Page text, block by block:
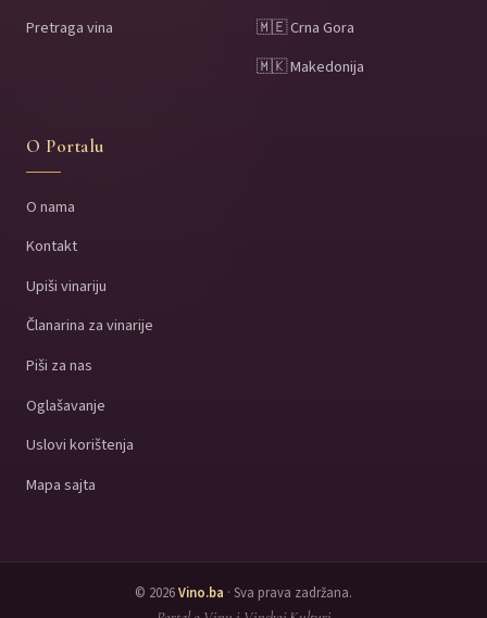
Pretraga vina
🇲🇪 Crna Gora
🇲🇰 Makedonija
O Portalu
O nama
Kontakt
Upiši vinariju
Članarina za vinarije
Piši za nas
Oglašavanje
Uslovi korištenja
Mapa sajta
© 2026Vino.ba · Sva prava zadržana.